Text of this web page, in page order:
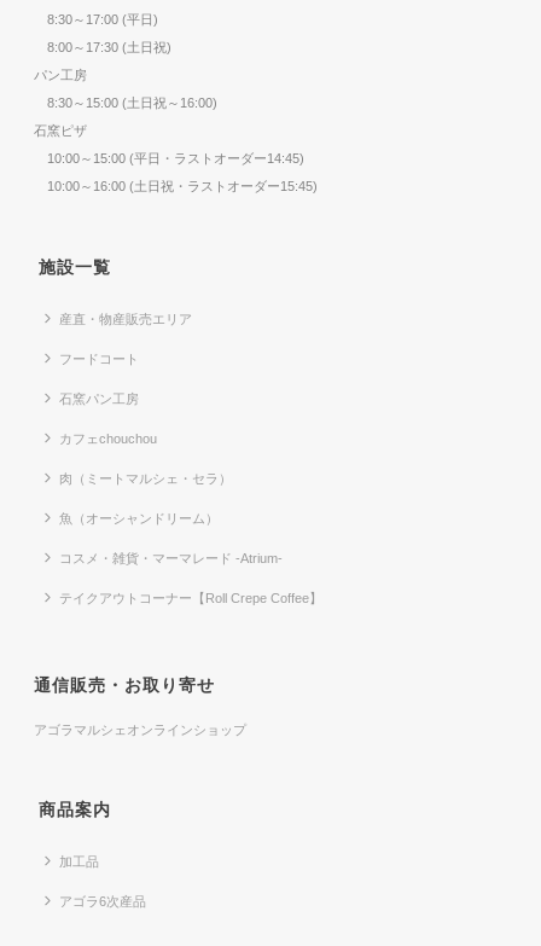
8:30～17:00 (平日)
8:00～17:30 (土日祝)
パン工房
8:30～15:00 (土日祝～16:00)
石窯ピザ
10:00～15:00 (平日・ラストオーダー14:45)
10:00～16:00 (土日祝・ラストオーダー15:45)
施設一覧
産直・物産販売エリア
フードコート
石窯パン工房
カフェchouchou
肉（ミートマルシェ・セラ）
魚（オーシャンドリーム）
コスメ・雑貨・マーマレード -Atrium-
テイクアウトコーナー【Roll Crepe Coffee】
通信販売・お取り寄せ
アゴラマルシェオンラインショップ
商品案内
加工品
アゴラ6次産品